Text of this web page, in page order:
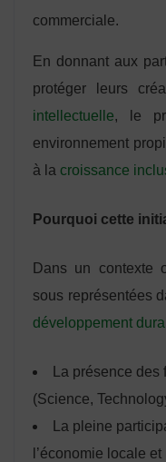
commerciale.
En donnant aux
protéger leurs
intellectuelle, le
environnement
à la croissance
Pourquoi cette
Dans un contexte
sous représentées
développement
La présence
(Science,
La pleine
l’économie locale